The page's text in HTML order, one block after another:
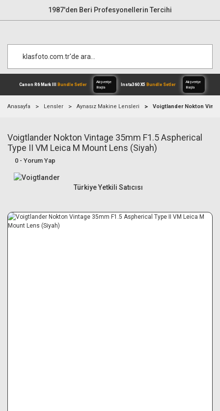
1987'den Beri Profesyonellerin Tercihi
Canon R6 Mark IIIBundle Setler
Alışverişe
Anasayfa Lensler Aynasız Makine Lensleri Voigtlander Nokton
Voigtlander Nokton Vintage 35mm F1.5 Aspherical
Type II VM Leica M Mount Lens (Siyah)
0 - Yorum Yap
Türkiye Yetkili Satıcısı